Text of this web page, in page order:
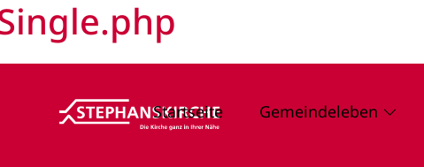
Startseite Gemeindeleben